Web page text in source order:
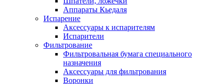
Аппараты Кьедаля
Испарение
Аксессуары к испарителям
Испарители
Фильтрование
Фильтровальная бумага специального
назначения
Аксессуары для фильтрования
Воронки